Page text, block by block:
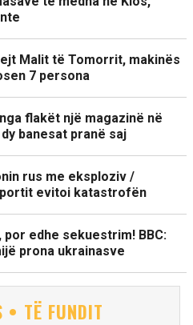
Malit të Tomorrit, makinës
7 persona
flakët një magazinë në
banesat pranë saj
rus me eksploziv /
evitoi katastrofën
edhe sekuestrim! BBC:
prona ukrainasve
• TË FUNDIT